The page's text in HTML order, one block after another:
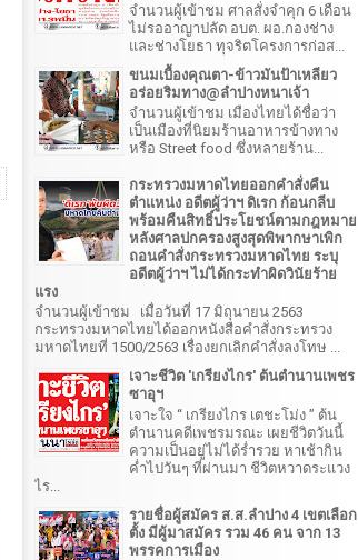
จำนวนผู้เข้าชม ศาลสั่งจำคุก 6 เดือน
ไม่รออาญาปลัด อบต. ผอ.กองช่าง
และช่างโยธา ทุจริตโครงการก่อส...
ขนมเบื้องคุณตา-ข้าวมันป้าเหลียว
อร่อยริมทาง@ลำปางหนาเจ้า
จำนวนผู้เข้าชม เมืองไทยได้ชื่อว่า
เป็นเมืองที่นิยมร้านอาหารข้างทาง
หรือ Street food ซึ่งหลายร้าน...
กระทรวงมหาดไทยออกคำสั่งคืน
ตำแหน่ง อดีตผู้ว่าฯ ดิเรก ก้อนกลีบ
พร้อมคืนสิทธิ์ประโยชน์ตามกฎหมาย
หลังศาลปกครองสูงสุดพิพากษาเพิก
ถอนคำสั่งกระทรวงมหาดไทย ระบุ
อดีตผู้ว่าฯ ไม่ได้กระทำผิดวินัยร้าย
แรง
จำนวนผู้เข้าชม เมื่อวันที่ 17 มิถุนายน 2563
กระทรวงมหาดไทยได้ออกหนังสือคำสั่งกระทรวง
มหาดไทยที่ 1500/2563 เรื่องยกเลิกคำสั่งลงโทษ ...
เจาะชีวิต 'เกรียงไกร' ต้นตำนานเพชร
ซาอุฯ
เจาะใจ “ เกรียงไกร เตชะโม่ง ” ต้น
ตำนานคดีเพชรมรณะ เผยชีวิตวันนี้
ความเป็นอยู่ไม่ได้ร่ำรวย หาเช้ากิน
ค่ำไปวันๆ ที่ผ่านมา ชีวิตหวาดระแวง
ไร...
รายชื่อผู้สมัคร ส.ส.ลำปาง 4 เขตเลือก
ตั้ง มีผู้มาสมัคร รวม 46 คน จาก 13
พรรคการเมือง